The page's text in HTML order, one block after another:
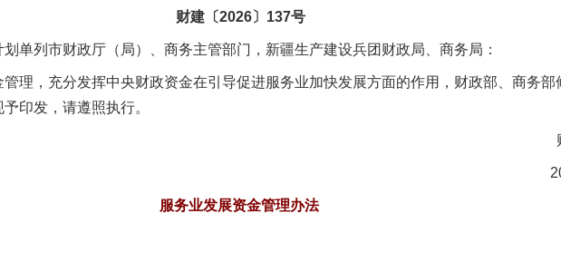
财建〔2026〕137号
单列市财政厅（局）、商务主管部门，新疆生产建设兵团财政局、商务局：
，充分发挥中央财政资金在引导促进服务业加快发展方面的作用，财政部、商务部
印发，请遵照执行。
财
服务业发展资金管理办法